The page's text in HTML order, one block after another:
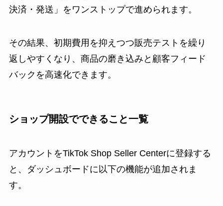
決済・発送」をワンストップで進められます。
その結果、初期費用を抑えつつ販売テストを繰り
返しやすくなり、商品の磨き込みと顧客フィード
バックを高速化できます。
ショップ開設でできること一覧
アカウントをTikTok Shop Seller Centerに登録する
と、ダッシュボードに以下の機能が追加されま
す。